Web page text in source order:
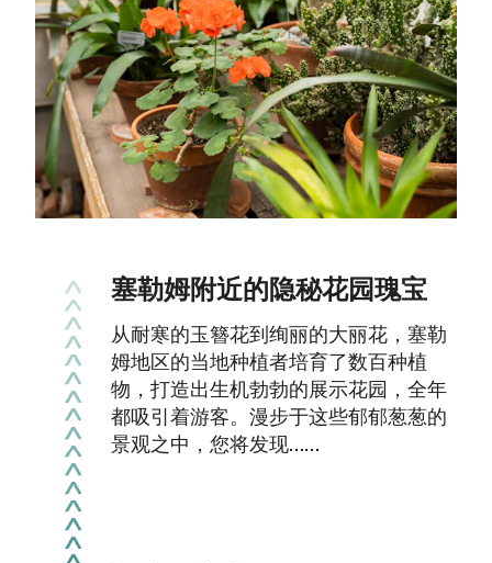
《塞勒姆及威拉米特河谷中部
的露营与户外探险终极指南》
本季您可以体验的全新且令人兴奋的户
外活动
在你心中，完美的一天是什么样的？是
划着船在宁静的河面上悠然前行，头顶